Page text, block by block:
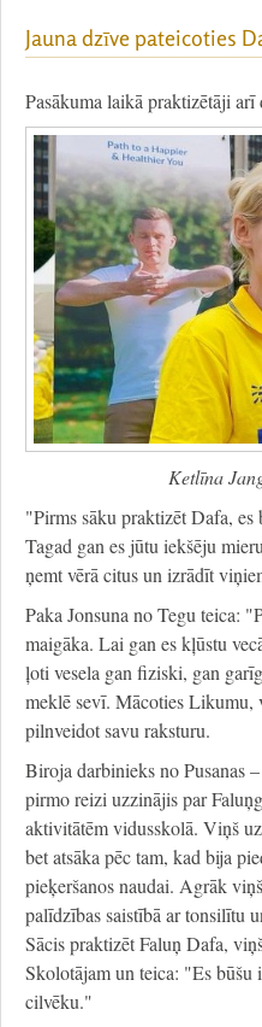
Jauna dzīve pateicoties
Pasākuma laikā praktizētāji arī
Ketlīna
"Pirms sāku praktizēt Dafa, es
Tagad gan es jūtu iekšēju
ņemt vērā citus un izrādīt
Paka Jonsuna no Tegu teica:
maigāka. Lai gan es kļūstu
ļoti vesela gan fiziski, gan
meklē sevī. Mācoties Likumu,
pilnveidot savu raksturu.
Biroja darbinieks no Pusanas
pirmo reizi uzzinājis par
aktivitātēm vidusskolā. Viņš
bet atsāka pēc tam, kad bija
pieķeršanos naudai. Agrāk
palīdzības saistībā ar tonsilītu
Sācis praktizēt Faluņ Dafa,
Skolotājam un teica: "Es būšu
cilvēku."